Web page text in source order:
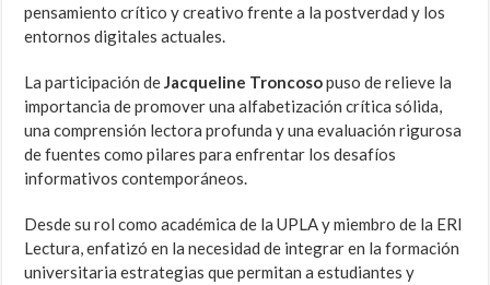
pensamiento crítico y creativo frente a la postverdad y los
entornos digitales actuales.
La participación deJacqueline Troncosopuso de relieve la
importancia de promover una alfabetización crítica sólida,
una comprensión lectora profunda y una evaluación rigurosa
de fuentes como pilares para enfrentar los desafíos
informativos contemporáneos.
Desde su rol como académica de la UPLA y miembro de la ERI
Lectura, enfatizó en la necesidad de integrar en la formación
universitaria estrategias que permitan a estudiantes y